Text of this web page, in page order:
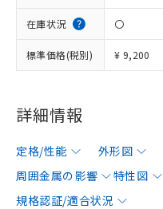
在庫状況 〇
標準価格(税別) ¥ 9,200
詳細情報
定格/性能 外形図
周囲金属の影響
特性図
規格認証/適合状況